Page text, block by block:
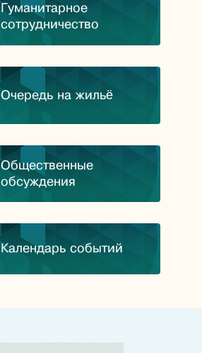
Гуманитарное
сотрудничество
Очередь на жильё
Общественные
обсуждения
Календарь событий